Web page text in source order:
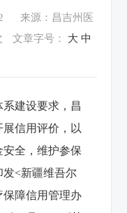
来源：昌吉州医
文章字号： 大 中
建设要求，昌
信用评价，以
全，维护参保
发<新疆维吾尔
保障信用管理办